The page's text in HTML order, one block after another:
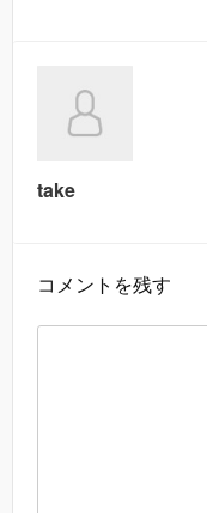
take
コメントを残す